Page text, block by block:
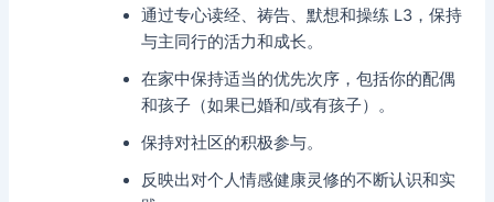
通过专心读经、祷告、默想和操练 L3，保持
与主同行的活力和成长。
在家中保持适当的优先次序，包括你的配偶
和孩子（如果已婚和/或有孩子）。
保持对社区的积极参与。
反映出对个人情感健康灵修的不断认识和实